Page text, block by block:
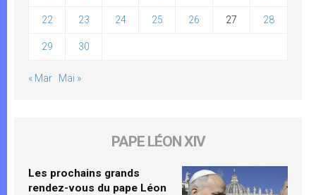
22 23 24 25 26 27 28
29 30
« Mar Mai »
PAPE LÉON XIV
Les prochains grands
rendez-vous du pape Léon